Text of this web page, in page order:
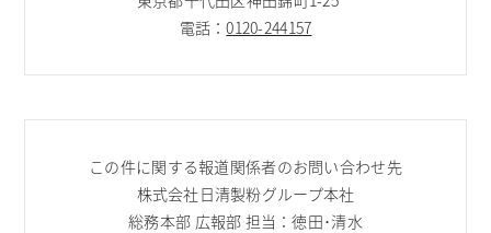
電話：0120-244157
この件に関する報道関係者のお問い合わせ先
株式会社日清製粉グループ本社
総務本部 広報部 担当：徳田･清水